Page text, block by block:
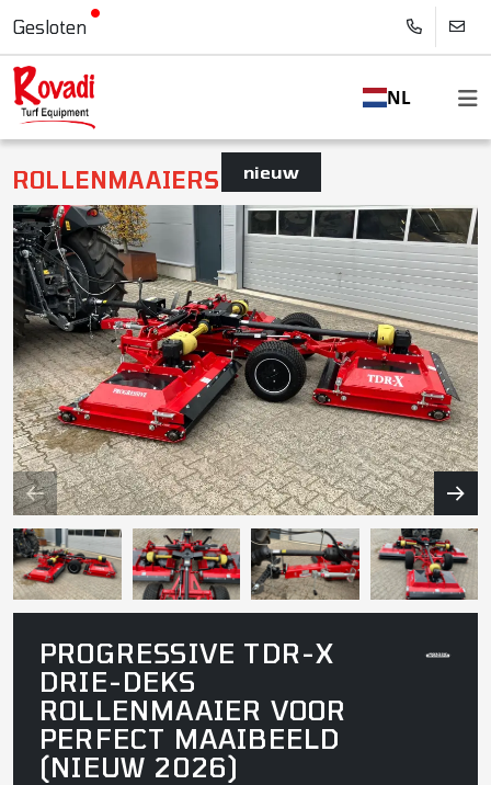
Gesloten
NL
ROLLENMAAIERS nieuw
PROGRESSIVE TDR-X
DRIE-DEKS
ROLLENMAAIER VOOR
PERFECT MAAIBEELD
(NIEUW 2026)